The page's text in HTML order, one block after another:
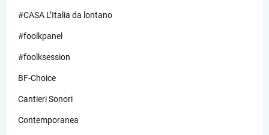
#CASA L’Italia da lontano
#foolkpanel
#foolksession
BF-Choice
Cantieri Sonori
Contemporanea